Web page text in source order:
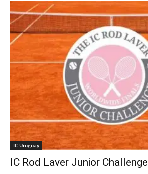
IC Uruguay
IC Rod Laver Junior Challenge